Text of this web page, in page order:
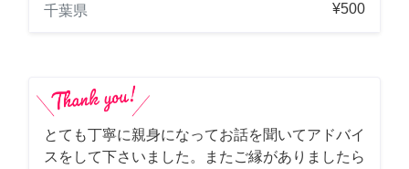
千葉県
¥500
とても丁寧に親身になってお話を聞いてアドバイ
スをして下さいました。またご縁がありましたら